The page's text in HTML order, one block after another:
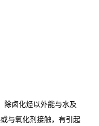
除卤化烃以外能与水及
与氧化剂接触，有引起